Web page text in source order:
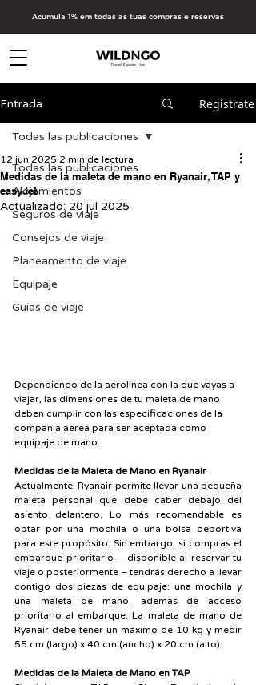
Acumula 1% em todas as tuas compras e reservas
Entrada Regístrate
Todas las publicaciones
Alojamientos
Seguros de viaje
Consejos de viaje
Planeamento de viaje
Equipaje
Guías de viaje
Todas las publicaciones
Medidas de la maleta de mano en Ryanair, TAP y
easyJet
12 jun 2025 2 min de lectura
Actualizado: 20 jul 2025
Dependiendo de la aerolínea con la que vayas a
viajar, las dimensiones de tu maleta de mano
deben cumplir con las especificaciones de la
compañía aérea para ser aceptada como
equipaje de mano.
Medidas de la Maleta de Mano en Ryanair
Actualmente, Ryanair permite llevar una pequeña
maleta personal que debe caber debajo del
asiento delantero. Lo más recomendable es
optar por una mochila o una bolsa deportiva
para este propósito. Sin embargo, si compras el
embarque prioritario – disponible al reservar tu
viaje o posteriormente – tendrás derecho a llevar
contigo dos piezas de equipaje: una mochila y
una maleta de mano, además de acceso
prioritario al embarque. La maleta de mano de
Ryanair debe tener un máximo de 10 kg y medir
55 cm (largo) x 40 cm (ancho) x 20 cm (alto).
Medidas de la Maleta de Mano en TAP